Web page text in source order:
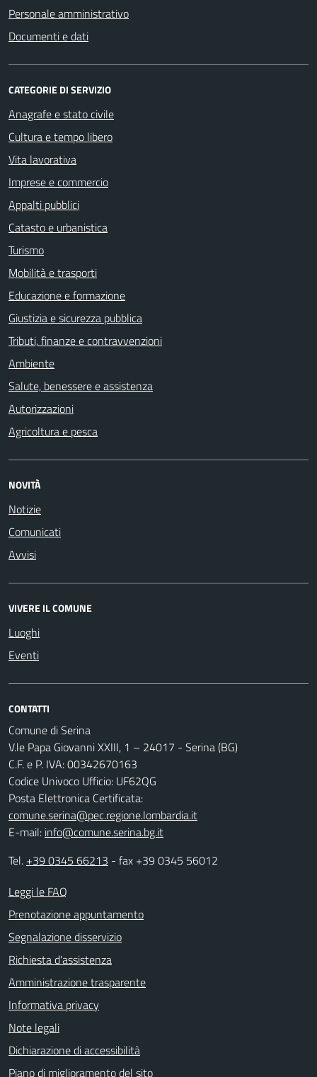
Personale amministrativo
Documenti e dati
CATEGORIE DI SERVIZIO
Anagrafe e stato civile
Cultura e tempo libero
Vita lavorativa
Imprese e commercio
Appalti pubblici
Catasto e urbanistica
Turismo
Mobilità e trasporti
Educazione e formazione
Giustizia e sicurezza pubblica
Tributi, finanze e contravvenzioni
Ambiente
Salute, benessere e assistenza
Autorizzazioni
Agricoltura e pesca
NOVITÀ
Notizie
Comunicati
Avvisi
VIVERE IL COMUNE
Luoghi
Eventi
CONTATTI
Comune di Serina
V.le Papa Giovanni XXIII, 1 – 24017 - Serina (BG)
C.F. e P. IVA: 00342670163
Codice Univoco Ufficio: UF62QG
Posta Elettronica Certificata:
comune.serina@pec.regione.lombardia.it
E-mail: info@comune.serina.bg.it
Tel. +39 0345 66213 - fax +39 0345 56012
Leggi le FAQ
Prenotazione appuntamento
Segnalazione disservizio
Richiesta d'assistenza
Amministrazione trasparente
Informativa privacy
Note legali
Dichiarazione di accessibilità
Piano di miglioramento del sito